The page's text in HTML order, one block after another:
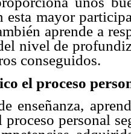
esta mayor
aprende a
nivel de
conseguidos.
el proceso
enseñanza,
proceso personal